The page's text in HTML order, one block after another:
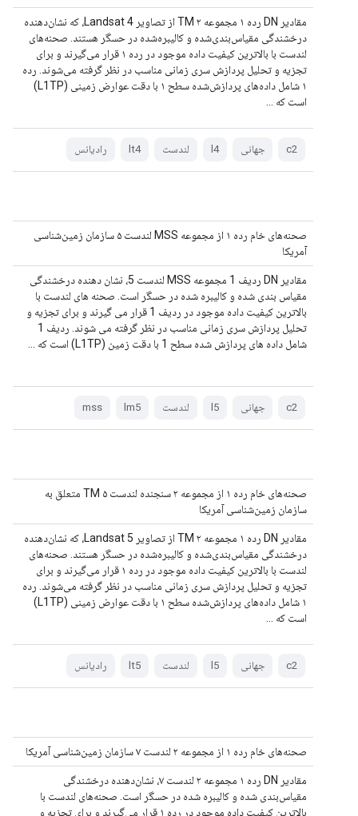
مقادیر DN رده ۱ مجموعه ۲ TM از تصاویر Landsat 4، که نشان‌دهنده
درخشندگی مقیاس‌بندی‌شده و کالیبره‌شده در حسگر هستند. صحنه‌های
لندست با بالاترین کیفیت داده موجود در رده ۱ قرار می‌گیرند و برای
تجزیه و تحلیل پردازش سری زمانی مناسب در نظر گرفته می‌شوند. رده
۱ شامل داده‌های پردازش‌شده سطح ۱ با دقت عوارض زمینی (L1TP)
است که ...
c2 جهانی l4 لندست lt4 رادیانس
صحنه‌های خام رده ۱ از مجموعه MSS لندست ۵ سازمان زمین‌شناسی
آمریکا
مقادیر DN ردیف 1 مجموعه MSS لندست 5، نشان دهنده درخشندگی
مقیاس بندی شده و کالیبره شده در حسگر است. صحنه های لندست با
بالاترین کیفیت داده موجود در ردیف 1 قرار می گیرند و برای تجزیه و
تحلیل پردازش سری زمانی مناسب در نظر گرفته می شوند. ردیف 1
شامل داده های پردازش شده سطح 1 با دقت زمین (L1TP) است که ...
c2 جهانی l5 لندست lm5
mss
صحنه‌های خام رده ۱ از مجموعه ۲ سنجنده لندست ۵ TM متعلق به
سازمان زمین‌شناسی آمریکا
مقادیر DN رده ۱ مجموعه ۲ TM از تصاویر Landsat 5، که نشان‌دهنده
درخشندگی مقیاس‌بندی‌شده و کالیبره‌شده در حسگر هستند. صحنه‌های
لندست با بالاترین کیفیت داده موجود در رده ۱ قرار می‌گیرند و برای
تجزیه و تحلیل پردازش سری زمانی مناسب در نظر گرفته می‌شوند. رده
۱ شامل داده‌های پردازش‌شده سطح ۱ با دقت عوارض زمینی (L1TP)
است که ...
c2 جهانی l5 لندست lt5 رادیانس
صحنه‌های خام رده ۱ از مجموعه ۲ لندست ۷ سازمان زمین‌شناسی آمریکا
مقادیر DN رده ۱ مجموعه ۲ لندست ۷، نشان‌دهنده درخشندگی
مقیاس‌بندی شده و کالیبره شده در حسگر است. صحنه‌های لندست با
بالاترین کیفیت داده موجود در رده ۱ قرار می‌گیرند و برای تجزیه و